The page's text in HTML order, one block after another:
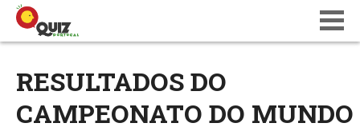
CALENDÁRIO
RESULTADOS DO
CAMPEONATO DO MUNDO